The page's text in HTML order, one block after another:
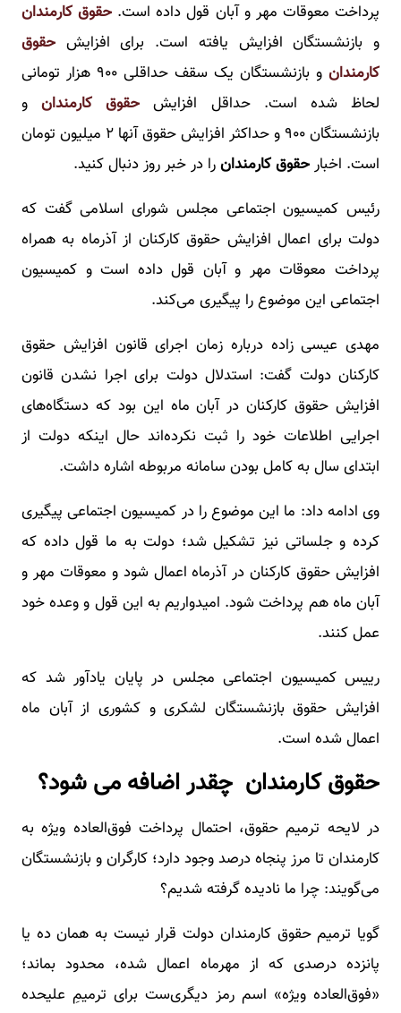
پرداخت معوقات مهر و آبان قول داده است. حقوق کارمندان
و بازنشستگان افزایش یافته است. برای افزایش حقوق
کارمندان
و بازنشستگان یک سقف حداقلی ۹۰۰ هزار تومانی
لحاظ شده است. حداقل افزایش حقوق کارمندانو
بازنشستگان ۹۰۰ و حداکثر افزایش حقوق آنها ۲ میلیون تومان
است. اخبار حقوق کارمندانرا در خبر روز دنبال کنید.
رئیس کمیسیون اجتماعی مجلس شورای اسلامی گفت که
دولت برای اعمال افزایش حقوق کارکنان از آذرماه به همراه
پرداخت معوقات مهر و آبان قول داده است و کمیسیون
اجتماعی این موضوع را پیگیری می‌کند.
مهدی عیسی زاده درباره زمان اجرای قانون افزایش حقوق
کارکنان دولت گفت: استدلال دولت برای اجرا نشدن قانون
افزایش حقوق کارکنان در آبان ماه این بود که دستگاه‌های
اجرایی اطلاعات خود را ثبت نکرده‌اند حال اینکه دولت از
ابتدای سال به کامل بودن سامانه مربوطه اشاره داشت.
وی ادامه داد: ما این موضوع را در کمیسیون اجتماعی پیگیری
کرده و جلساتی نیز تشکیل شد؛ دولت به ما قول داده که
افزایش حقوق کارکنان در آذرماه اعمال شود و معوقات مهر و
آبان ماه هم پرداخت شود. امیدواریم به این قول و وعده خود
عمل کنند.
رییس کمیسیون اجتماعی مجلس در پایان یادآور شد که
افزایش حقوق بازنشستگان لشکری و کشوری از آبان ماه
اعمال شده است.
حقوق کارمندان چقدر اضافه می شود؟
در لایحه ترمیم حقوق، احتمال پرداخت فوق‌العاده ویژه به
کارمندان تا مرز پنجاه درصد وجود دارد؛ کارگران و بازنشستگان
می‌گویند: چرا ما نادیده گرفته شدیم؟
گویا ترمیم حقوق کارمندان دولت قرار نیست به همان ده یا
پانزده درصدی که از مهرماه اعمال شده، محدود بماند؛
«فوق‌العاده ویژه» اسم رمز دیگری‌ست برای ترمیمِ علیحده